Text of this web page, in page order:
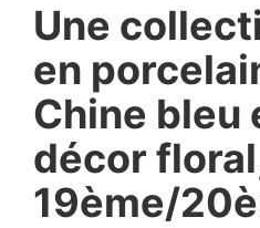
Une
en
Chine bleu
décor
19ème/